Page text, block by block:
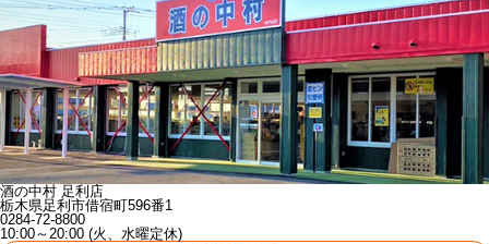
酒の中村 足利店
栃木県足利市借宿町596番1
0284-72-8800
10:00～20:00 (火、水曜定休)